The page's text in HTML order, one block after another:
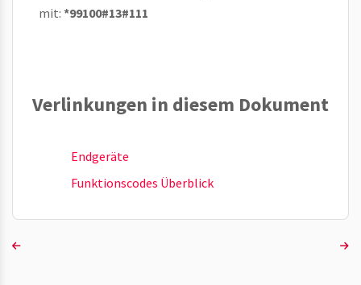
mit: *99100#13#111
Verlinkungen in diesem Dokument
Endgeräte
Funktionscodes Überblick